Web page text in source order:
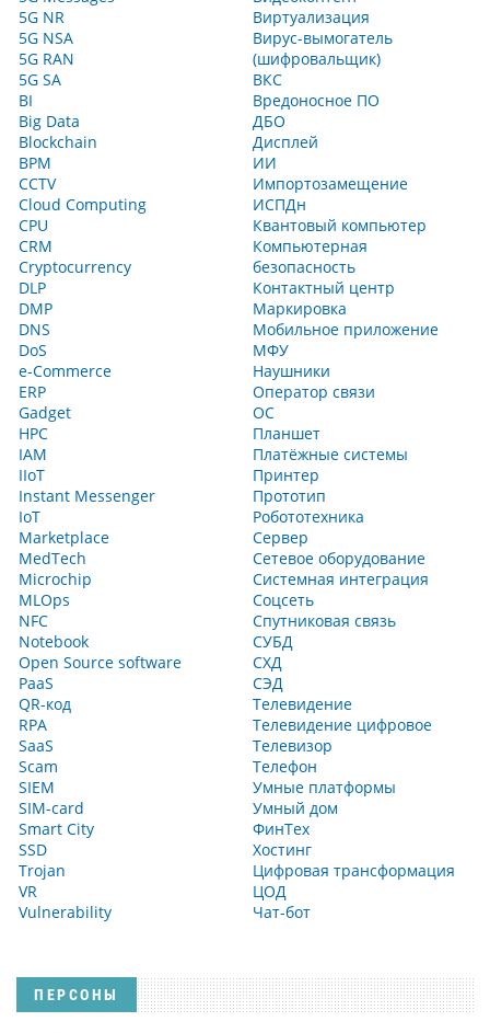
5G NR
5G NSA
5G RAN
5G SA
BI
Big Data
Blockchain
BPM
CCTV
Cloud Computing
CPU
CRM
Cryptocurrency
DLP
DMP
DNS
DoS
e-Commerce
ERP
Gadget
HPC
IAM
IIoT
Instant Messenger
IoT
Marketplace
MedTech
Microchip
MLOps
NFC
Notebook
Open Source software
PaaS
QR-код
RPA
SaaS
Scam
SIEM
SIM-card
Smart City
SSD
Trojan
VR
Vulnerability
Виртуализация
Вирус-вымогатель
(шифровальщик)
ВКС
Вредоносное ПО
ДБО
Дисплей
ИИ
Импортозамещение
ИСПДн
Квантовый компьютер
Компьютерная
безопасность
Контактный центр
Маркировка
Мобильное приложение
МФУ
Наушники
Оператор связи
ОС
Планшет
Платёжные системы
Принтер
Прототип
Робототехника
Сервер
Сетевое оборудование
Системная интеграция
Соцсеть
Спутниковая связь
СУБД
СХД
СЭД
Телевидение
Телевидение цифровое
Телевизор
Телефон
Умные платформы
Умный дом
ФинТех
Хостинг
Цифровая трансформация
ЦОД
Чат-бот
ПЕРСОНЫ